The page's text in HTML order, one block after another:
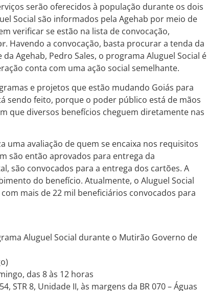
serão oferecidos à população durante os dois
Social são informados pela Agehab por meio de
verificar se estão na lista de convocação,
. Havendo a convocação, basta procurar a tenda da
Agehab, Pedro Sales, o programa Aluguel Social é
conta com uma ação social semelhante.
e projetos que estão mudando Goiás para
sendo feito, porque o poder público está de mãos
que diversos benefícios cheguem diretamente nas
uma avaliação de quem se encaixa nos requisitos
são então aprovados para entrega da
são convocados para a entrega dos cartões. A
do benefício. Atualmente, o Aluguel Social
mais de 22 mil beneficiários convocados para
Aluguel Social durante o Mutirão Governo de
das 8 às 12 horas
STR 8, Unidade II, às margens da BR 070 – Águas